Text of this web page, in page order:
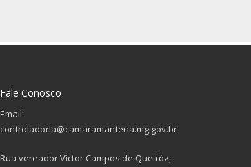
Fale Conosco
Email:
controladoria@camaramantena.mg.gov.br
Rua vereador Victor Campos de Queiróz,